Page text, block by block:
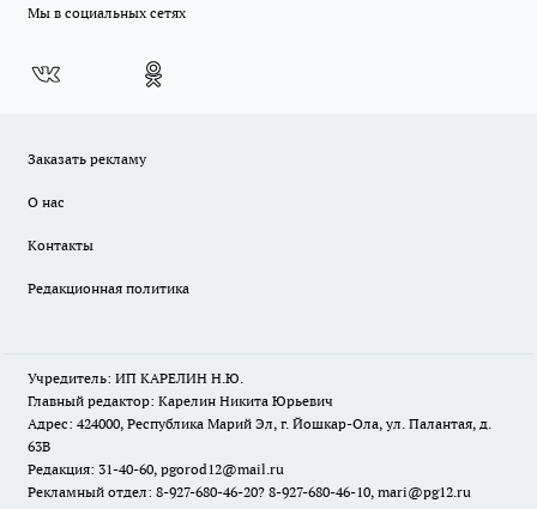
Мы в социальных сетях
Заказать рекламу
О нас
Контакты
Редакционная политика
Учредитель: ИП КАРЕЛИН Н.Ю.
Главный редактор: Карелин Никита Юрьевич
Адрес: 424000, Республика Марий Эл, г. Йошкар-Ола, ул. Палантая, д.
63В
Редакция: 31-40-60, pgorod12@mail.ru
Рекламный отдел: 8-927-680-46-20? 8-927-680-46-10, mari@pg12.ru